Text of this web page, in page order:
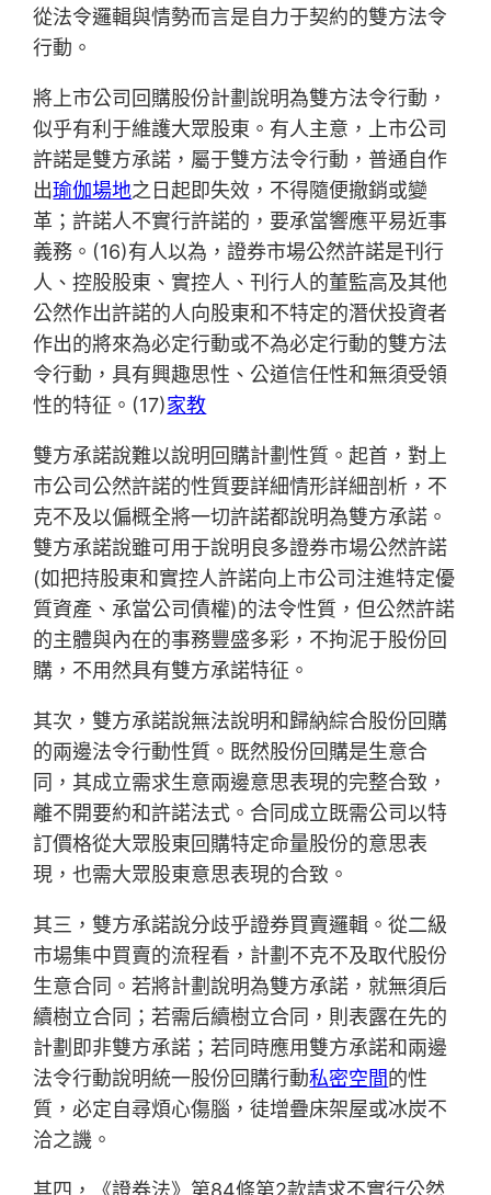
從法令邏輯與情勢而言是自力于契約的雙方法令
行動。
將上市公司回購股份計劃說明為雙方法令行動，
似乎有利于維護大眾股東。有人主意，上市公司
許諾是雙方承諾，屬于雙方法令行動，普通自作
出瑜伽場地之日起即失效，不得隨便撤銷或變
革；許諾人不實行許諾的，要承當響應平易近事
義務。(16)有人以為，證券市場公然許諾是刊行
人、控股股東、實控人、刊行人的董監高及其他
公然作出許諾的人向股東和不特定的潛伏投資者
作出的將來為必定行動或不為必定行動的雙方法
令行動，具有興趣思性、公道信任性和無須受領
性的特征。(17)家教
雙方承諾說難以說明回購計劃性質。起首，對上
市公司公然許諾的性質要詳細情形詳細剖析，不
克不及以偏概全將一切許諾都說明為雙方承諾。
雙方承諾說雖可用于說明良多證券市場公然許諾
(如把持股東和實控人許諾向上市公司注進特定優
質資產、承當公司債權)的法令性質，但公然許諾
的主體與內在的事務豐盛多彩，不拘泥于股份回
購，不用然具有雙方承諾特征。
其次，雙方承諾說無法說明和歸納綜合股份回購
的兩邊法令行動性質。既然股份回購是生意合
同，其成立需求生意兩邊意思表現的完整合致，
離不開要約和許諾法式。合同成立既需公司以特
訂價格從大眾股東回購特定命量股份的意思表
現，也需大眾股東意思表現的合致。
其三，雙方承諾說分歧乎證券買賣邏輯。從二級
市場集中買賣的流程看，計劃不克不及取代股份
生意合同。若將計劃說明為雙方承諾，就無須后
續樹立合同；若需后續樹立合同，則表露在先的
計劃即非雙方承諾；若同時應用雙方承諾和兩邊
法令行動說明統一股份回購行動私密空間的性
質，必定自尋煩心傷腦，徒增疊床架屋或冰炭不
洽之譏。